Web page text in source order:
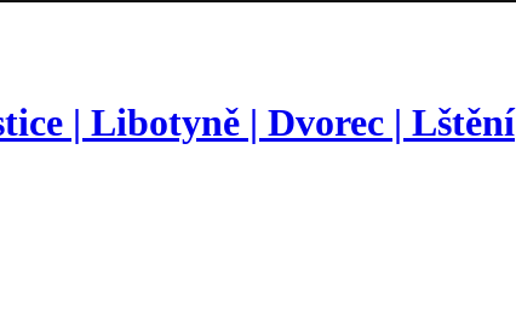
| Libotyně | Dvorec | Lštění